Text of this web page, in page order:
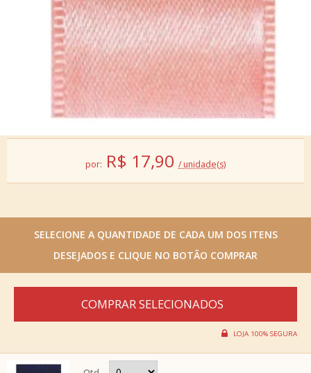
por: R$ 17,90 / unidade(s)